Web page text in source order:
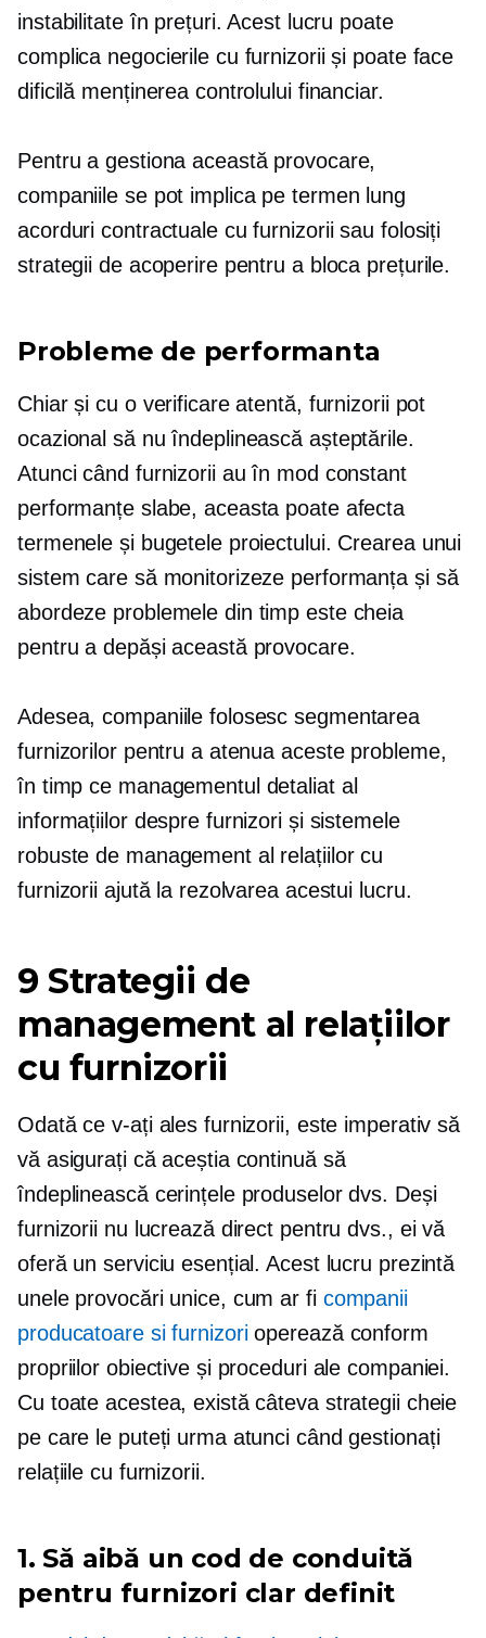
instabilitate în prețuri. Acest lucru poate
complica negocierile cu furnizorii și poate face
dificilă menținerea controlului financiar.
Pentru a gestiona această provocare,
companiile se pot implica pe termen lung
acorduri contractuale cu furnizorii sau folosiți
strategii de acoperire pentru a bloca prețurile.
Probleme de performanta
Chiar și cu o verificare atentă, furnizorii pot
ocazional să nu îndeplinească așteptările.
Atunci când furnizorii au în mod constant
performanțe slabe, aceasta poate afecta
termenele și bugetele proiectului. Crearea unui
sistem care să monitorizeze performanța și să
abordeze problemele din timp este cheia
pentru a depăși această provocare.
Adesea, companiile folosesc segmentarea
furnizorilor pentru a atenua aceste probleme,
în timp ce managementul detaliat al
informațiilor despre furnizori și sistemele
robuste de management al relațiilor cu
furnizorii ajută la rezolvarea acestui lucru.
9 Strategii de
management al relațiilor
cu furnizorii
Odată ce v-ați ales furnizorii, este imperativ să
vă asigurați că aceștia continuă să
îndeplinească cerințele produselor dvs. Deși
furnizorii nu lucrează direct pentru dvs., ei vă
oferă un serviciu esențial. Acest lucru prezintă
unele provocări unice, cum ar fi companii
producatoare si furnizorioperează conform
propriilor obiective și proceduri ale companiei.
Cu toate acestea, există câteva strategii cheie
pe care le puteți urma atunci când gestionați
relațiile cu furnizorii.
1. Să aibă un cod de conduită
pentru furnizori clar definit